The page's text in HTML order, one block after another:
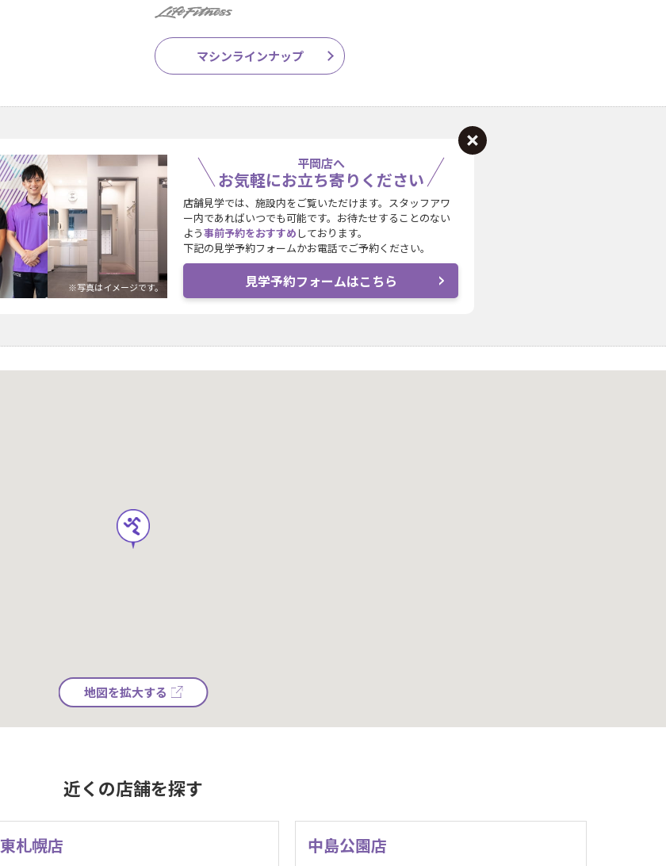
マシンラインナップ
平岡店へ
お気軽にお立ち寄りください
※写真はイメージです。
店舗見学では、施設内をご覧いただけます。スタッフアワ
ー内であればいつでも可能です。お待たせすることのない
よう事前予約をおすすめ しております。
下記の見学予約フォームかお電話でご予約ください。
見学予約フォームはこちら
地図を拡大する
近くの店舗を探す
東札幌店 中島公園店